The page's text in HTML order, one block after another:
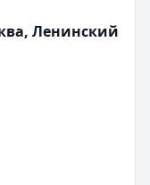
сфереЛенинский